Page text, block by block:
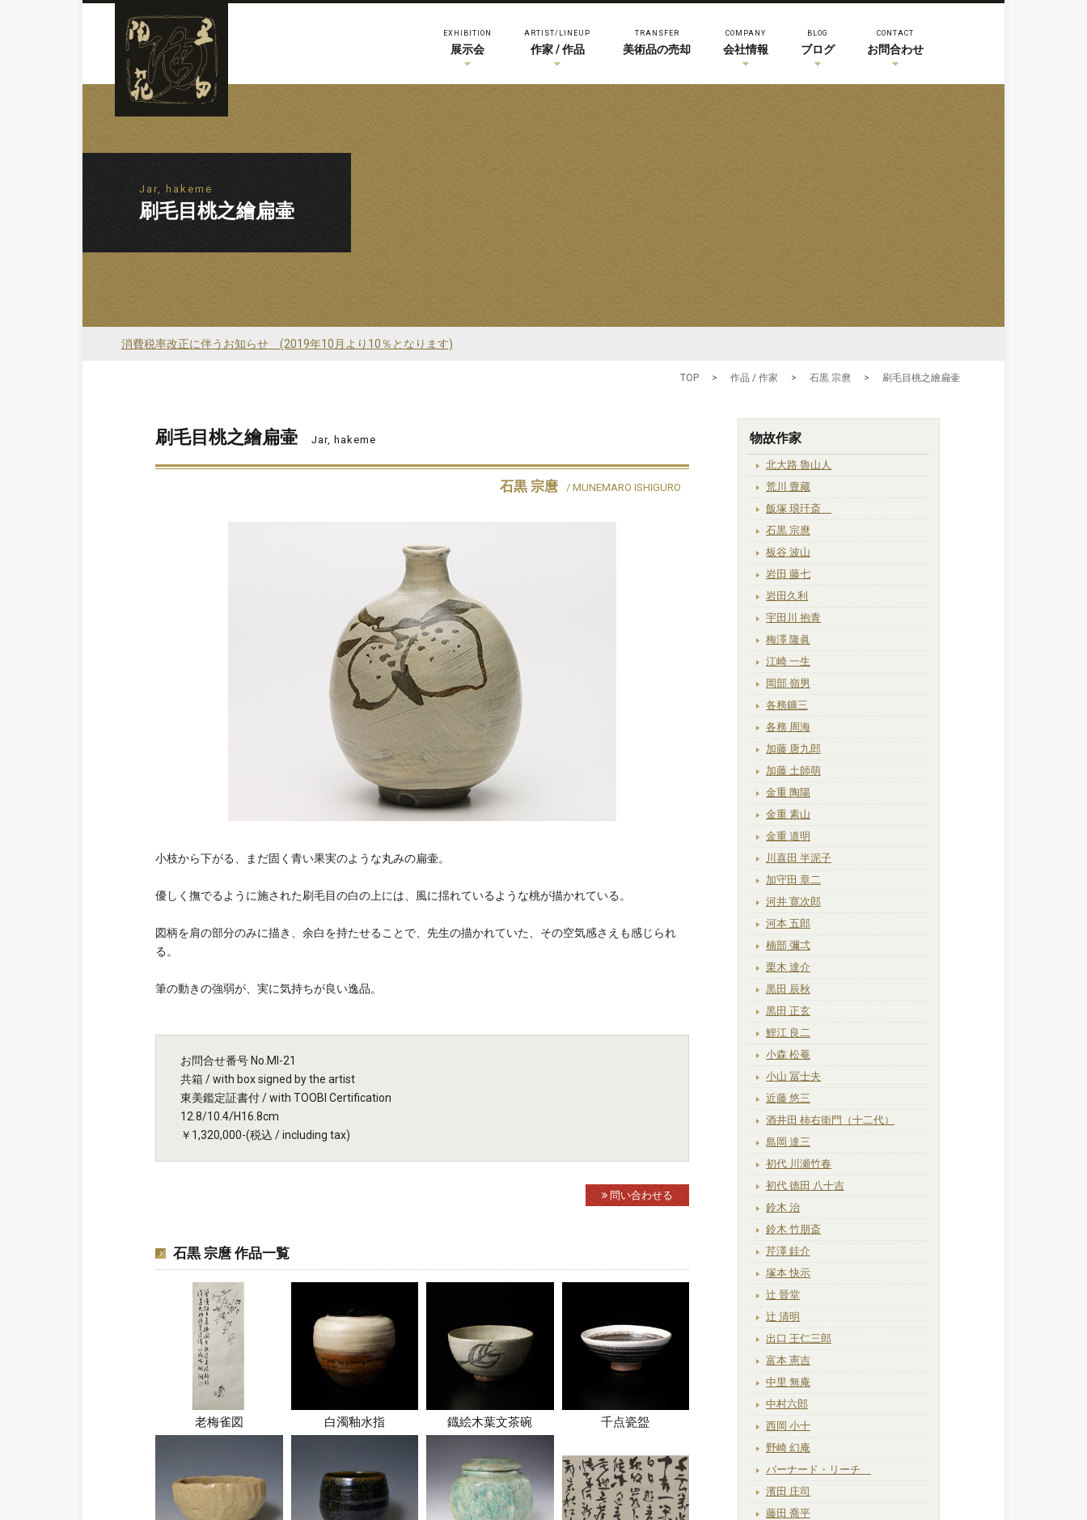
EXHIBITION
展示会
ARTIST/LINEUP
作家 / 作品
TRANSFER
美術品の売却
COMPANY
会社情報
BLOG
ブログ
CONTACT
お問合わせ
Jar, hakeme
刷毛目桃之繪扁壷
消費税率改正に伴うお知らせ (2019年10月より10％となります)
TOP > 作品 / 作家 > 石黒 宗麿 > 刷毛目桃之繪扁壷
刷毛目桃之繪扁壷 Jar, hakeme
石黒 宗麿 / MUNEMARO ISHIGURO
小枝から下がる、まだ固く青い果実のような丸みの扁壷。
優しく撫でるように施された刷毛目の白の上には、風に揺れているような桃が描かれている。
図柄を肩の部分のみに描き、余白を持たせることで、先生の描かれていた、その空気感さえも感じられ
る。
筆の動きの強弱が、実に気持ちが良い逸品。
お問合せ番号 No.MI-21
共箱 / with box signed by the artist
東美鑑定証書付 / with TOOBI Certification
12.8/10.4/H16.8cm
￥1,320,000-(税込 / including tax)
問い合わせる
石黒 宗麿 作品一覧
老梅雀図 白濁釉水指 鐡絵木葉文茶碗 千点瓷盌
物故作家
北大路 魯山人
荒川 豊藏
飯塚 琅玕斎
石黒 宗麿
板谷 波山
岩田 藤七
岩田久利
宇田川 抱青
梅澤 隆眞
江崎 一生
岡部 嶺男
各務鑛三
各務 周海
加藤 唐九郎
加藤 土師萌
金重 陶陽
金重 素山
金重 道明
川喜田 半泥子
加守田 章二
河井 寛次郎
河本 五郎
楠部 彌弌
栗木 達介
黒田 辰秋
黒田 正玄
鯉江 良二
小森 松菴
小山 冨士夫
近藤 悠三
酒井田 柿右衛門（十二代）
島岡 達三
初代 川瀬竹春
初代 徳田 八十吉
鈴木 治
鈴木 竹朋斎
芹澤 銈介
塚本 快示
辻 晉堂
辻 清明
出口 王仁三郎
富本 憲吉
中里 無庵
中村六郎
西岡 小十
野崎 幻庵
バーナード・リーチ
濱田 庄司
藤田 喬平